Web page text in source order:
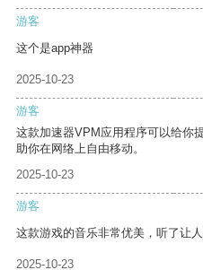
游客
这个是app神器
2025-10-23
游客
这款加速器VPM应用程序可以给你
助你在网络上自由移动。
2025-10-23
游客
这款游戏的音乐非常优美，听了让人
2025-10-23